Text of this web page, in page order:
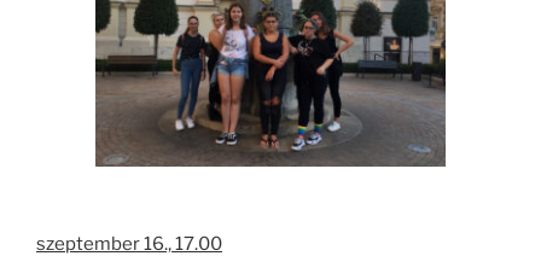
szeptember 16., 17.00